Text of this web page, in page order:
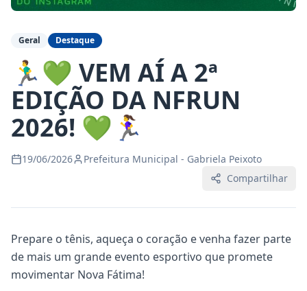
Geral Destaque
🏃‍♂️💚 VEM AÍ A 2ª
EDIÇÃO DA NFRUN
2026! 💚🏃‍♀️
19/06/2026
Prefeitura Municipal - Gabriela Peixoto
Compartilhar
Prepare o tênis, aqueça o coração e venha fazer parte
de mais um grande evento esportivo que promete
movimentar Nova Fátima!